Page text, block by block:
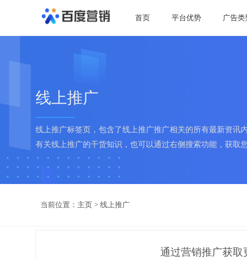
首页 平台优势 广告类
线上推广
线上推广标签页，包含了线上推广推广相关的所有最新资讯
有关线上推广的干货知识，也可以通过右侧搜索功能，获取
当前位置： 主页 > 线上推广
通过营销推广获取